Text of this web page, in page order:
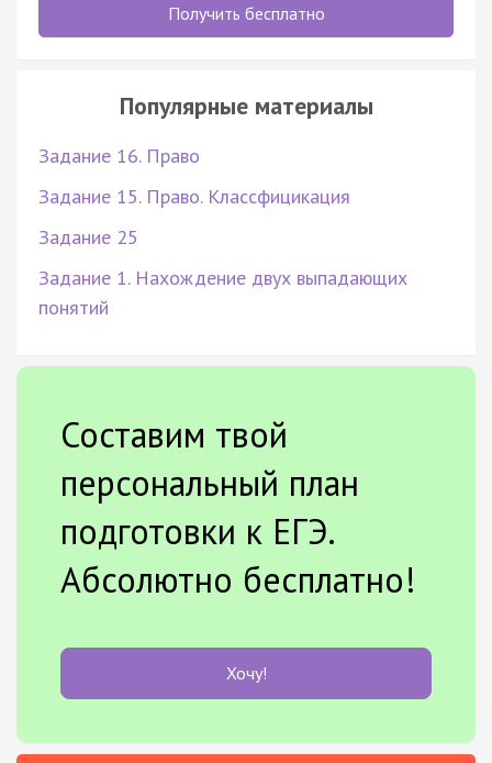
Получить бесплатно
Популярные материалы
Задание 16. Право
Задание 15. Право. Классфицикация
Задание 25
Задание 1. Нахождение двух выпадающих
понятий
Составим твой
персональный план
подготовки к ЕГЭ.
Абсолютно бесплатно!
Хочу!